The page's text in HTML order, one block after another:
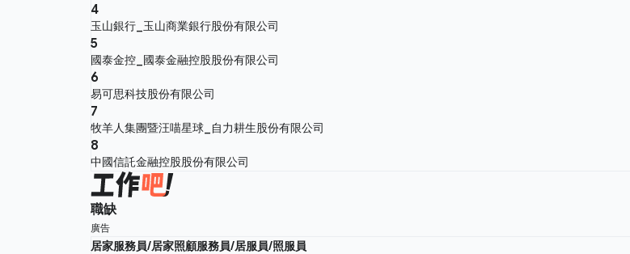
4
玉山銀行_玉山商業銀行股份有限公司
5
國泰金控_國泰金融控股股份有限公司
6
易可思科技股份有限公司
7
牧羊人集團暨汪喵星球_自力耕生股份有限公司
8
中國信託金融控股股份有限公司
職缺
廣告
居家服務員/居家照顧服務員/居服員/照服員